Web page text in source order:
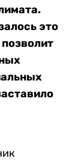
это